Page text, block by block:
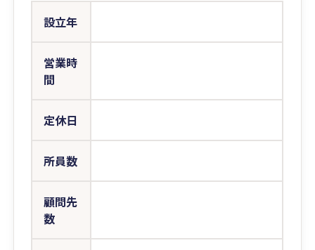
設立年
営業時
間
定休日
所員数
顧問先
数